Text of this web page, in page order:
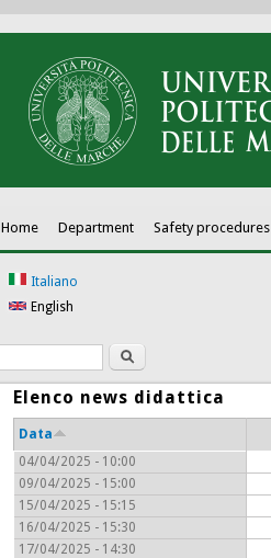
Home Department Safety procedures
Italiano
English
Search form
Search
Elenco news didattica
Data
04/04/2025 - 10:00
09/04/2025 - 15:00
15/04/2025 - 15:15
16/04/2025 - 15:30
17/04/2025 - 14:30